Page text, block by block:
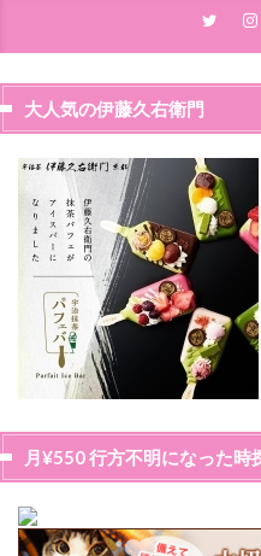
大人気の伊藤久右衛門
月¥550 行方不明になった時